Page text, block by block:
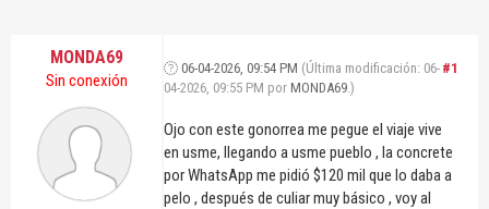
MONDA69
Sin conexión
#1
06-04-2026, 09:54 PM (Última modificación: 06-
04-2026, 09:55 PM porMONDA69 .)
Ojo con este gonorrea me pegue el viaje vive
en usme, llegando a usme pueblo , la concrete
por WhatsApp me pidió $120 mil que lo daba a
pelo , después de culiar muy básico , voy al